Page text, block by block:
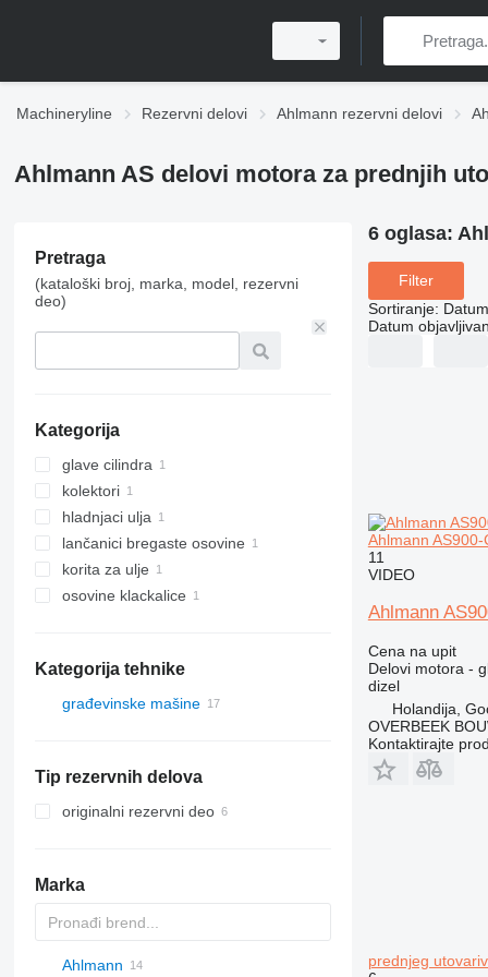
Machineryline Rezervni delovi Ahlmann rezervni delovi
Ahlmann AS delovi motora za prednjih
Pretraga
(kataloški broj, marka, model, rezervni
deo)
Kategorija
glave cilindra
kolektori
hladnjaci ulja
lančanici bregaste osovine
korita za ulje
osovine klackalice
Kategorija tehnike
građevinske mašine
teleskopski prednji utovarivači
Tip rezervnih delova
originalni rezervni deo
Marka
Ahlmann
6 oglasa:
Filter
Sortiranje:
Datum
Ahlmann
11
VIDEO
Ahlmann
Cena na upit
Delovi motora -
dizel
Holandija,
OVERBEEK
Kontaktirajte
prednjeg